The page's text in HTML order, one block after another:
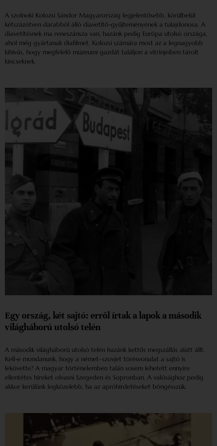
A szolnoki Kolozsi Sándor Magyarország legjelentősebb, körülbelül
kétszázötven darabból álló diavetítő-gyűjteményének a tulajdonosa. A
diavetítésnek ma reneszánsza van, hazánk pedig Európa utolsó országa,
ahol még gyártanak diafilmet. Kolozsi számára most az a legnagyobb
kihívás, hogy megfelelő múzeumi gazdát találjon a vitrinjeiben tárolt
kincseknek.
Egy ország, két sajtó: erről írtak a lapok a második
világháború utolsó telén
A második világháború utolsó telén hazánk kettős megszállás alatt állt.
Kell-e mondanunk, hogy a német–szovjet törésvonalat a sajtó is
lekövette? A magyar történelemben talán sosem lehetett ennyire
ellentétes híreket olvasni Szegeden és Sopronban. A valósághoz pedig
akkor kerülünk legközelebb, ha az apróhirdetéseket böngésszük.